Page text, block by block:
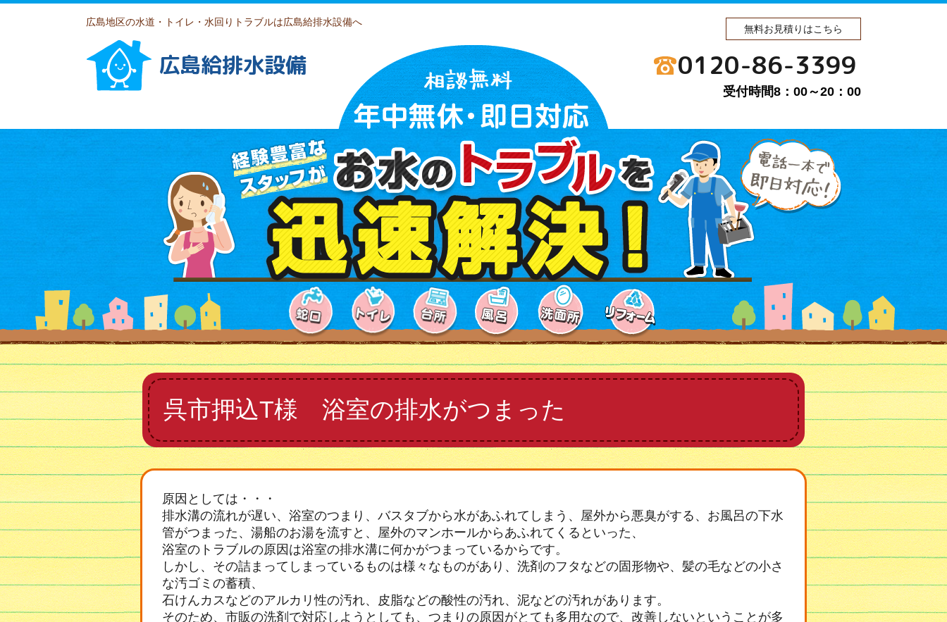
広島地区の水道・トイレ・水回りトラブルは広島給排水設備へ
無料お見積りはこちら
広島給排水設備 0120-86-3399
受付時間8：00～20：00
呉市押込T様 浴室の排水がつまった
原因としては・・・
排水溝の流れが遅い、浴室のつまり、バスタブから水があふれてしまう、屋外から悪臭がする、お風呂の下水
管がつまった、湯船のお湯を流すと、屋外のマンホールからあふれてくるといった、
浴室のトラブルの原因は浴室の排水溝に何かがつまっているからです。
しかし、その詰まってしまっているものは様々なものがあり、洗剤のフタなどの固形物や、髪の毛などの小さ
な汚ゴミの蓄積、
石けんカスなどのアルカリ性の汚れ、皮脂などの酸性の汚れ、泥などの汚れがあります。
そのため、市販の洗剤で対応しようとしても、つまりの原因がとても多用なので、改善しないということが多